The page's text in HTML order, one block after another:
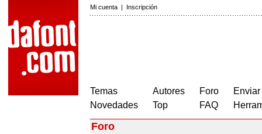
Mi cuenta | Inscripción
Temas
Novedades
Autores
Top
Foro
FAQ
Foro